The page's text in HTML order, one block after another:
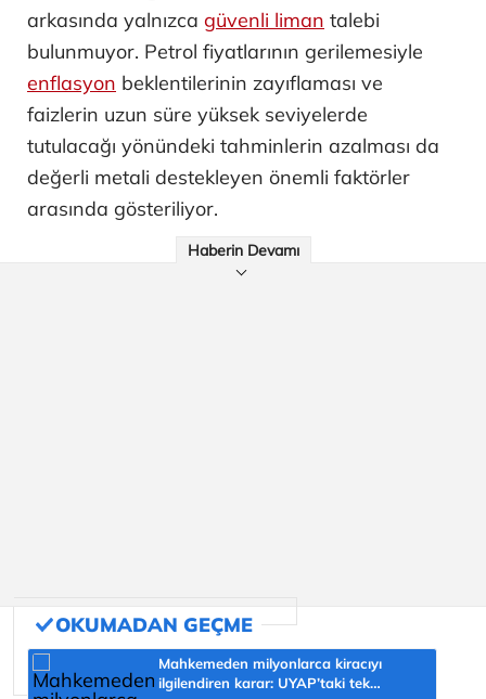
arkasında yalnızca güvenli liman talebi
bulunmuyor. Petrol fiyatlarının gerilemesiyle
enflasyon beklentilerinin zayıflaması ve
faizlerin uzun süre yüksek seviyelerde
tutulacağı yönündeki tahminlerin azalması da
değerli metali destekleyen önemli faktörler
arasında gösteriliyor.
Haberin Devamı
Mahkemeden milyonlarca kiracıyı
ilgilendiren karar: UYAP’taki tek